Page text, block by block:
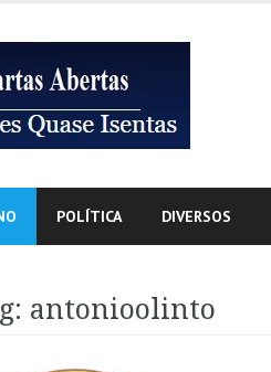
POLÍTICA DIVERSOS
antonioolinto